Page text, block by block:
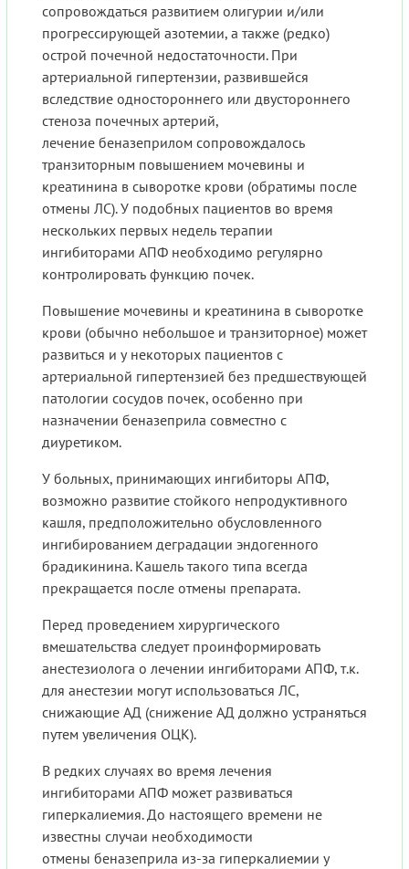
сопровождаться развитием олигурии и/или
прогрессирующей азотемии, а также (редко)
острой почечной недостаточности. При
артериальной гипертензии, развившейся
вследствие одностороннего или двустороннего
стеноза почечных артерий,
лечение беназеприлом сопровождалось
транзиторным повышением мочевины и
креатинина в сыворотке крови (обратимы после
отмены ЛС). У подобных пациентов во время
нескольких первых недель терапии
ингибиторами АПФ необходимо регулярно
контролировать функцию почек.
Повышение мочевины и креатинина в сыворотке
крови (обычно небольшое и транзиторное) может
развиться и у некоторых пациентов с
артериальной гипертензией без предшествующей
патологии сосудов почек, особенно при
назначении беназеприла совместно с
диуретиком.
У больных, принимающих ингибиторы АПФ,
возможно развитие стойкого непродуктивного
кашля, предположительно обусловленного
ингибированием деградации эндогенного
брадикинина. Кашель такого типа всегда
прекращается после отмены препарата.
Перед проведением хирургического
вмешательства следует проинформировать
анестезиолога о лечении ингибиторами АПФ, т.к.
для анестезии могут использоваться ЛС,
снижающие АД (снижение АД должно устраняться
путем увеличения ОЦК).
В редких случаях во время лечения
ингибиторами АПФ может развиваться
гиперкалиемия. До настоящего времени не
известны случаи необходимости
отмены беназеприла из-за гиперкалиемии у